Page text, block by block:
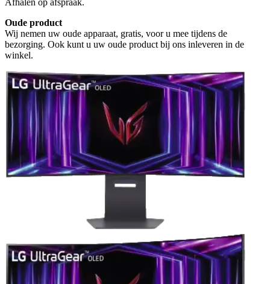
Afhalen op afspraak.
Oude product
Wij nemen uw oude apparaat, gratis, voor u mee tijdens de
bezorging. Ook kunt u uw oude product bij ons inleveren in de
winkel.